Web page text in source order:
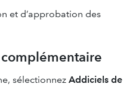
et d’approbation des
sélectionnez Addiciels de